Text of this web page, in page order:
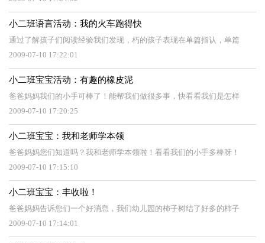
小二班语言活动：我的火车跑得快
通过了解孩子们阅读经验我们发现，朽的孩子表现在单篇指认，单篇
2009-07-10 17:22:01
小二班宝宝活动：有趣的橡皮泥
爸爸妈妈我们的小手可棒了！能帮我们做很多事，快看看我们是怎样
2009-07-10 17:20:25
小二班宝宝：我和老师学本领
爸爸妈妈您们知道吗？我和老师学本领啦！看看我们的小手多棒呀！
2009-07-10 17:15:10
小二班宝宝：丰收啦！
爸爸妈妈告诉您们一个好消息，我们幼儿园的柿子树结了好多的柿子
2009-07-10 17:14:01